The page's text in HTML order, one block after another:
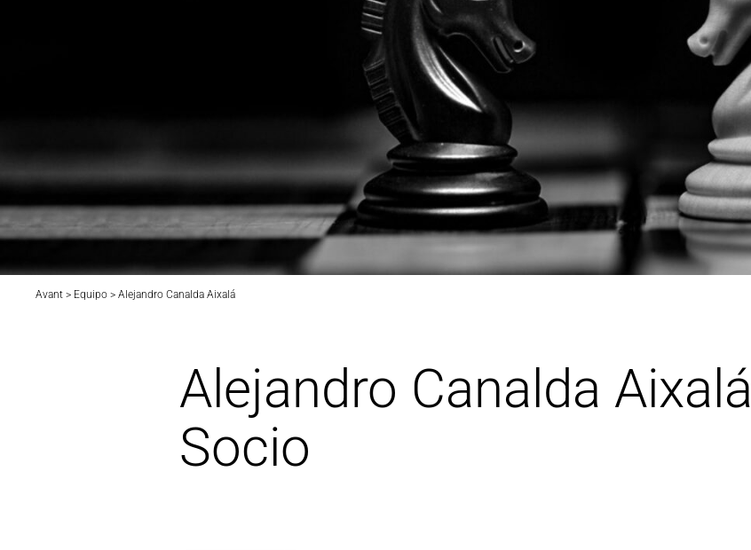
Avant > Equipo > Alejandro Canalda Aixalá
Alejandro Canalda Aixalá
Socio